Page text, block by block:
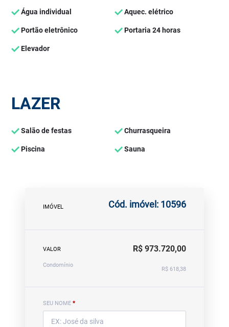
Água individual Aquec. elétrico
Portão eletrônico Portaria 24 horas
Elevador
LAZER
Salão de festas Churrasqueira
Piscina Sauna
IMÓVEL Cód. imóvel: 10596
VALOR R$ 973.720,00
Condomínio
R$ 618,38
SEU NOME *